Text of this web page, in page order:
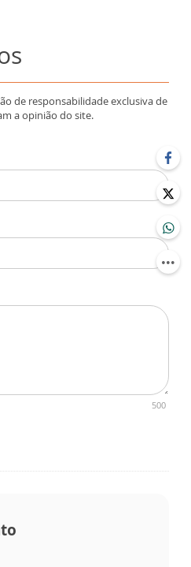
de responsabilidade exclusiva de
a opinião do site.
500